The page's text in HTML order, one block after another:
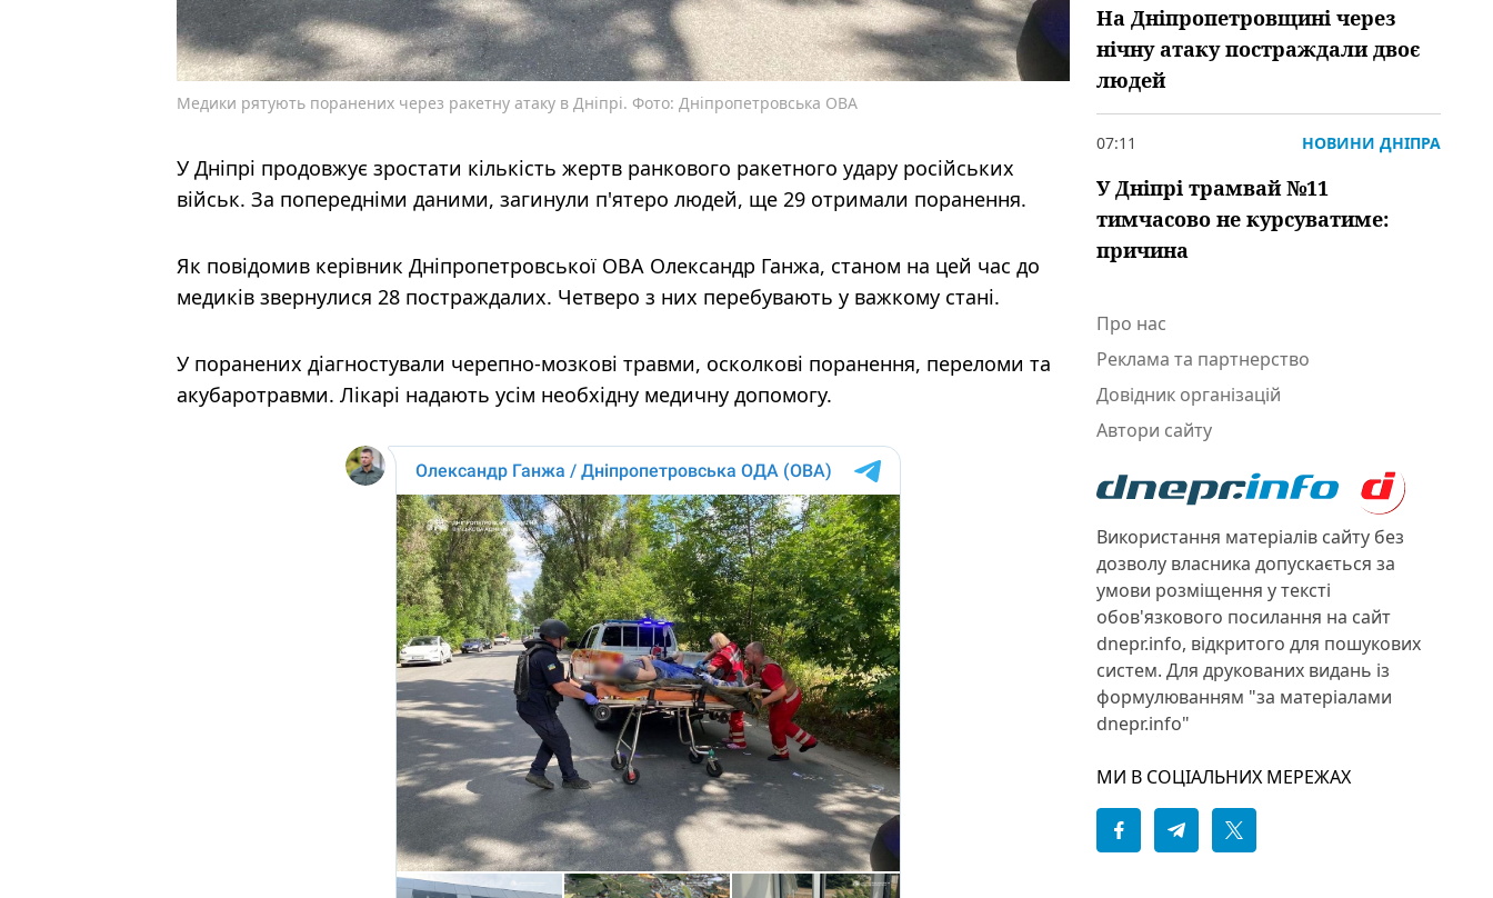
Медики рятують поранених через ракетну атаку в Дніпрі. Фото: Дніпропетровська ОВА
У Дніпрі продовжує зростати кількість жертв ранкового ракетного удару російських
військ. За попередніми даними, загинули п'ятеро людей, ще 29 отримали поранення.
Як повідомив керівник Дніпропетровської ОВА Олександр Ганжа, станом на цей час до
медиків звернулися 28 постраждалих. Четверо з них перебувають у важкому стані.
У поранених діагностували черепно-мозкові травми, осколкові поранення, переломи та
акубаротравми. Лікарі надають усім необхідну медичну допомогу.
На Дніпропетровщині через
нічну атаку постраждали двоє
людей
07:11 НОВИНИ ДНІПРА
У Дніпрі трамвай №11
тимчасово не курсуватиме:
причина
Про нас
Реклама та партнерство
Довідник організацій
Автори сайту
Використання матеріалів сайту без
дозволу власника допускається за
умови розміщення у тексті
обов'язкового посилання на сайт
dnepr.info, відкритого для пошукових
систем. Для друкованих видань із
формулюванням "за матеріалами
dnepr.info"
МИ В СОЦІАЛЬНИХ МЕРЕЖАХ